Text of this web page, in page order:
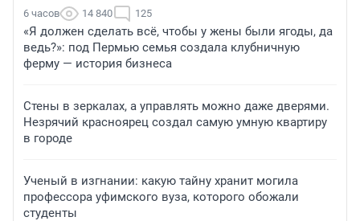
6 часов 14 840 125
«Я должен сделать всё, чтобы у жены были ягоды, да
ведь?»: под Пермью семья создала клубничную
ферму — история бизнеса
Стены в зеркалах, а управлять можно даже дверями.
Незрячий красноярец создал самую умную квартиру
в городе
Ученый в изгнании: какую тайну хранит могила
профессора уфимского вуза, которого обожали
студенты